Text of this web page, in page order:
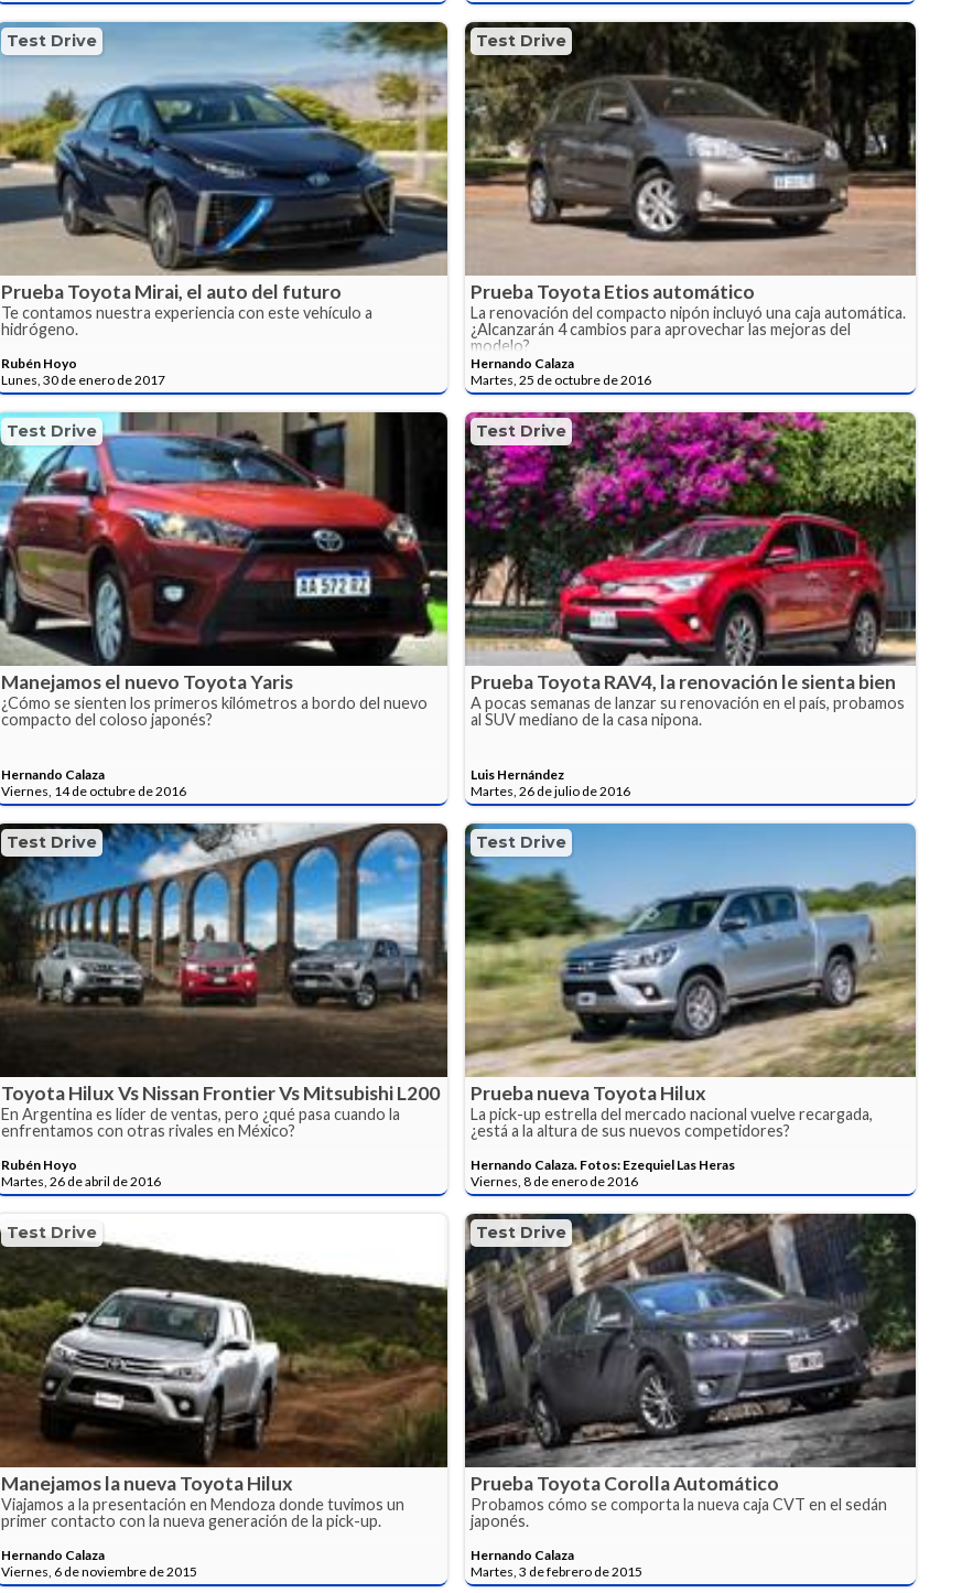
Test Drive
Prueba Toyota Mirai, el auto del futuro
Te contamos nuestra experiencia con este vehículo a
hidrógeno.
Rubén Hoyo
Lunes, 30 de enero de 2017
Test Drive
Prueba Toyota Etios automático
La renovación del compacto nipón incluyó una caja automática.
¿Alcanzarán 4 cambios para aprovechar las mejoras del
modelo?
Hernando Calaza
Martes, 25 de octubre de 2016
Test Drive
Manejamos el nuevo Toyota Yaris
¿Cómo se sienten los primeros kilómetros a bordo del nuevo
compacto del coloso japonés?
Hernando Calaza
Viernes, 14 de octubre de 2016
Test Drive
Prueba Toyota RAV4, la renovación le sienta bien
A pocas semanas de lanzar su renovación en el país, probamos
al SUV mediano de la casa nipona.
Luis Hernández
Martes, 26 de julio de 2016
Test Drive
Toyota Hilux Vs Nissan Frontier Vs Mitsubishi L200
En Argentina es líder de ventas, pero ¿qué pasa cuando la
enfrentamos con otras rivales en México?
Rubén Hoyo
Martes, 26 de abril de 2016
Test Drive
Prueba nueva Toyota Hilux
La pick-up estrella del mercado nacional vuelve recargada,
¿está a la altura de sus nuevos competidores?
Hernando Calaza. Fotos: Ezequiel Las Heras
Viernes, 8 de enero de 2016
Test Drive
Manejamos la nueva Toyota Hilux
Viajamos a la presentación en Mendoza donde tuvimos un
primer contacto con la nueva generación de la pick-up.
Hernando Calaza
Viernes, 6 de noviembre de 2015
Test Drive
Prueba Toyota Corolla Automático
Probamos cómo se comporta la nueva caja CVT en el sedán
japonés.
Hernando Calaza
Martes, 3 de febrero de 2015